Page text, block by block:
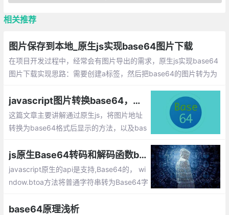
相关推荐
图片保存到本地_原生js实现base64图片下载
在项目开发过程中，经常会有图片导出的需求，原生js实现base64
图片下载实现思路：需要创建a标签，然后把base64的图片转为为
属性，最后添加添加事件的方法。
javascript图片转换base64，以及如何将base64的数据转换成图片
这篇文章主要讲解通过原生js，将图片地址
转换为base64格式后显示的方法，以及bas
js原生Base64转码和解码函数btoa和atob的使用
javascript原生的api是支持,Base64的， wi
ndow.btoa方法将普通字符串转为Base64字
通字符串，它们在现代浏览器中受到广泛的
base64原理浅析